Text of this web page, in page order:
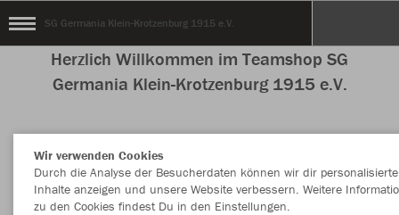
SG Germania Klein-Krotzenburg 1915 e.V.
Herzlich Willkommen im Teamshop SG
Germania Klein-Krotzenburg 1915 e.V.
Nachhaltig Farbe
Wir verwenden Cookies
Durch die Analyse der Besucherdaten können wir dir personalisierte
Inhalte anzeigen und unsere Website verbessern. Weitere
zu den Cookies findest Du in den Einstellungen.